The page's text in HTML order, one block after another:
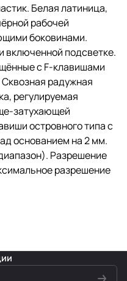
Белая латиница,
рабочей
боковинами.
подсветке.
с F-клавишами
радужная
регулируемая
затухающей
островного типа с
основанием на 2 мм.
Разрешение
разрешение